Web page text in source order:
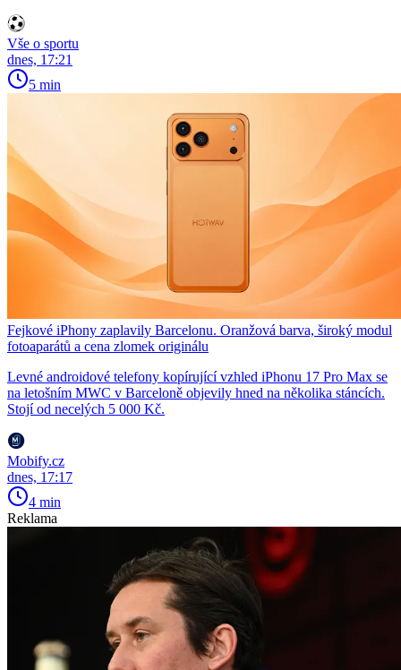
Vše o sportu
dnes, 17:21
5 min
Fejkové iPhony zaplavily Barcelonu. Oranžová barva, široký modul
fotoaparátů a cena zlomek originálu
Levné androidové telefony kopírující vzhled iPhonu 17 Pro Max se
na letošním MWC v Barceloně objevily hned na několika stáncích.
Stojí od necelých 5 000 Kč.
Mobify.cz
dnes, 17:17
4 min
Reklama